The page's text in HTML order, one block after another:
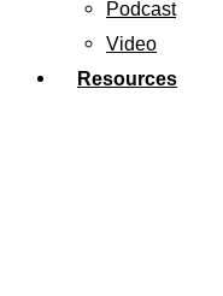
Podcast
Video
Resources